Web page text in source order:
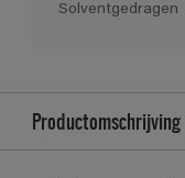
Solventgedragen
Productomschrijving